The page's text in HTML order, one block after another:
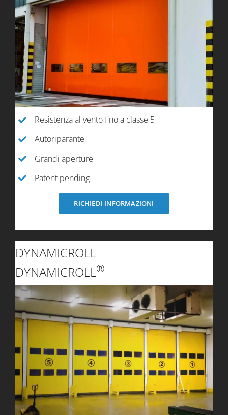
Resistenza al vento fino a classe 5
Autoriparante
Grandi aperture
Patent pending
RICHIEDI INFORMAZIONI
DYNAMICROLL
DYNAMICROLL®